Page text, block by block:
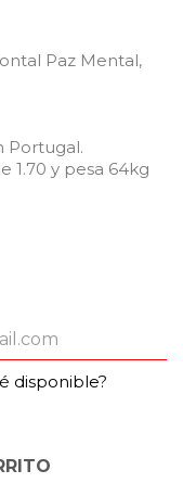
Paz Mental,
Portugal.
1.70 y pesa 64kg
disponible?